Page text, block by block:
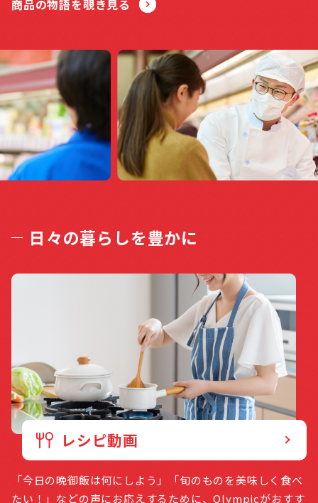
商品の物語を覗き見る
日々の暮らしを豊かに
レシピ動画
「今日の晩御飯は何にしよう」「旬のものを美味しく食べ
たい！」などの声にお応えするために、Olympicがおすす